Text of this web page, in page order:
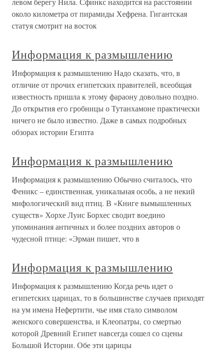
около километра от пирамиды Хефрена. Гигантская
статуя смотрит на восток
Информация к размышлению
Информация к размышлению Надо сказать, что, в
отличие от прочих египетских правителей, всеобщая
известность пришла к этому фараону довольно поздно.
До открытия его гробницы о Тутанхамоне практически
ничего не было известно. Даже в самых подробных
обзорах истории Египта
Информация к размышлению
Информация к размышлению Обычно считалось, что
Феникс – единственная, уникальная особь, а не некий
мифологический вид птиц. В «Книге вымышленных
существ» Хорхе Луис Борхес сводит воедино
упоминания античных и более поздних авторов о
чудесной птице: «Эрман пишет, что в
Информация к размышлению
Информация к размышлению Когда речь идет о
египетских царицах, то в большинстве случаев приходят
на ум имена Нефертити, чье имя стало символом
женского совершенства, и Клеопатры, со смертью
которой Древний Египет навсегда сошел со сцены
Большой Истории. Обе эти царицы